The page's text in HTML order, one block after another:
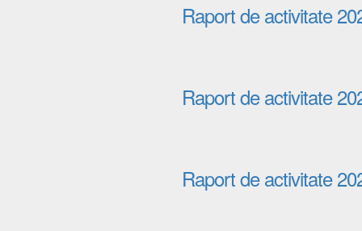
Raport de activitate
Raport de activitate
Raport de activitate